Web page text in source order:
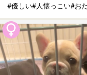
#優しい#人懐っこい#お